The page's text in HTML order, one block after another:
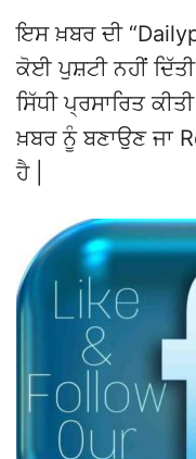
ਇਸ ਖ਼ਬਰ ਦੀ
ਕੋਈ ਪੁਸ਼ਟੀ ਨਹੀਂ
ਸਿੱਧੀ ਪ੍ਰਸਾਰਿਤ
ਖ਼ਬਰ ਨੂੰ ਬਣਾਉਣ ਜਾ
ਹੈ |